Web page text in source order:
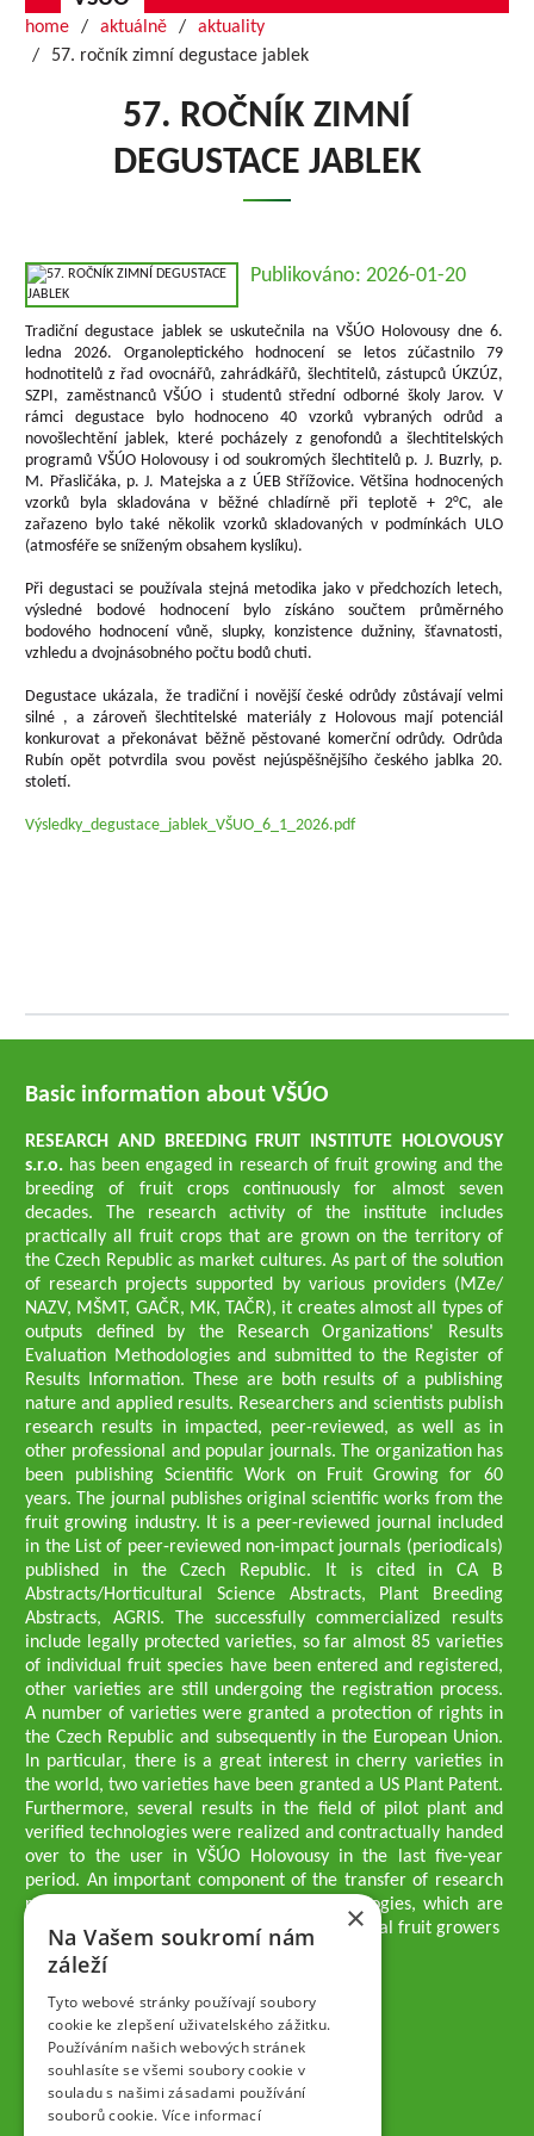
home aktuálně
aktuality
57. ročník zimní degustace jablek
57. ROČNÍK ZIMNÍ
DEGUSTACE JABLEK
Publikováno: 2026-01-20
Tradiční degustace jablek se uskutečnila na VŠÚO Holovousy dne 6.
ledna 2026. Organoleptického hodnocení se letos zúčastnilo 79
hodnotitelů z řad ovocnářů, zahrádkářů, šlechtitelů, zástupců ÚKZÚZ,
SZPI, zaměstnanců VŠÚO i studentů střední odborné školy Jarov. V
rámci degustace bylo hodnoceno 40 vzorků vybraných odrůd a
novošlechtění jablek, které pocházely z genofondů a šlechtitelských
programů VŠÚO Holovousy i od soukromých šlechtitelů p. J. Buzrly, p.
M. Přasličáka, p. J. Matejska a z ÚEB Střížovice. Většina hodnocených
vzorků byla skladována v běžné chladírně při teplotě + 2°C, ale
zařazeno bylo také několik vzorků skladovaných v podmínkách ULO
(atmosféře se sníženým obsahem kyslíku).
Při degustaci se používala stejná metodika jako v předchozích letech,
výsledné bodové hodnocení bylo získáno součtem průměrného
bodového hodnocení vůně, slupky, konzistence dužniny, šťavnatosti,
vzhledu a dvojnásobného počtu bodů chuti.
Degustace ukázala, že tradiční i novější české odrůdy zůstávají velmi
silné , a zároveň šlechtitelské materiály z Holovous mají potenciál
konkurovat a překonávat běžně pěstované komerční odrůdy. Odrůda
Rubín opět potvrdila svou pověst nejúspěšnějšího českého jablka 20.
století.
Výsledky_degustace_jablek_VŠUO_6_1_2026.pdf
Basic information about VŠÚO
RESEARCH AND BREEDING FRUIT INSTITUTE HOLOVOUSY
s.r.o. has been engaged in research of fruit growing and the
breeding of fruit crops continuously for almost seven
decades. The research activity of the institute includes
practically all fruit crops that are grown on the territory of
the Czech Republic as market cultures. As part of the solution
of research projects supported by various providers (MZe/
NAZV, MŠMT, GAČR, MK, TAČR), it creates almost all types of
outputs defined by the Research Organizations' Results
Evaluation Methodologies and submitted to the Register of
Results Information. These are both results of a publishing
nature and applied results. Researchers and scientists publish
research results in impacted, peer-reviewed, as well as in
other professional and popular journals. The organization has
been publishing Scientific Work on Fruit Growing for 60
years. The journal publishes original scientific works from the
fruit growing industry. It is a peer-reviewed journal included
in the List of peer-reviewed non-impact journals (periodicals)
published in the Czech Republic. It is cited in CA B
Abstracts/Horticultural Science Abstracts, Plant Breeding
Abstracts, AGRIS. The successfully commercialized results
include legally protected varieties, so far almost 85 varieties
of individual fruit species have been entered and registered,
other varieties are still undergoing the registration process.
A number of varieties were granted a protection of rights in
the Czech Republic and subsequently in the European Union.
In particular, there is a great interest in cherry varieties in
the world, two varieties have been granted a US Plant Patent.
Furthermore, several results in the field of pilot plant and
verified technologies were realized and contractually handed
over to the user in VŠÚO Holovousy in the last five-year
period. An important component of the transfer of research
results into practice are growing methodologies, which are
passed on to users - professionals - professional fruit growers
Company executives
Ing. Tomáš Zmeškal
Ing. Jaroslav Vácha
Companions
Ing. Jan Blažek, CS c.
Ing. Josef Kosina, CS c.
Ing. Václav Ludvík
×
Na Vašem soukromí nám
záleží
Tyto webové stránky používají soubory
cookie ke zlepšení uživatelského zážitku.
Používáním našich webových stránek
souhlasíte se všemi soubory cookie v
souladu s našimi zásadami používání
souborů cookie. Více informací